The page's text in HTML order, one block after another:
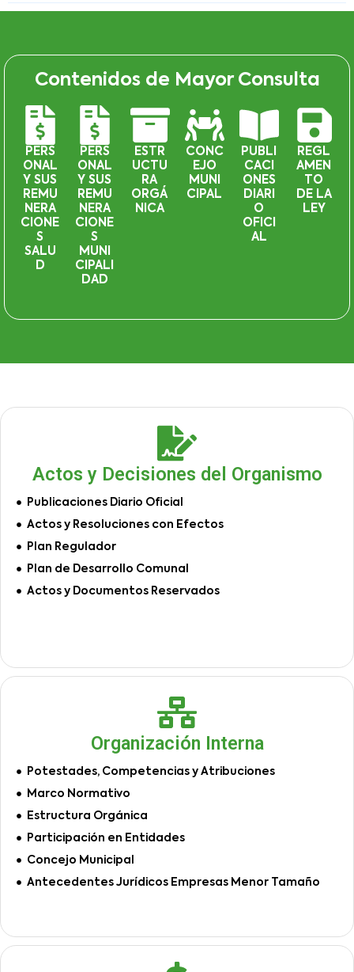
Contenidos de Mayor Consulta
PERS
ONAL
Y SUS
REMU
NERA
CIONE
S
SALU
D
PERS
ONAL
Y SUS
REMU
NERA
CIONE
S
MUNI
CIPALI
DAD
ESTR
UCTU
RA
ORGÁ
NICA
CONC
EJO
MUNI
CIPAL
PUBLI
CACI
ONES
DIARI
O
OFICI
AL
REGL
AMEN
TO
DE LA
LEY
Actos y Decisiones del Organismo
Publicaciones Diario Oficial
Actos y Resoluciones con Efectos
Plan Regulador
Plan de Desarrollo Comunal
Actos y Documentos Reservados
Organización Interna
Potestades, Competencias y Atribuciones
Marco Normativo
Estructura Orgánica
Participación en Entidades
Concejo Municipal
Antecedentes Jurídicos Empresas Menor Tamaño